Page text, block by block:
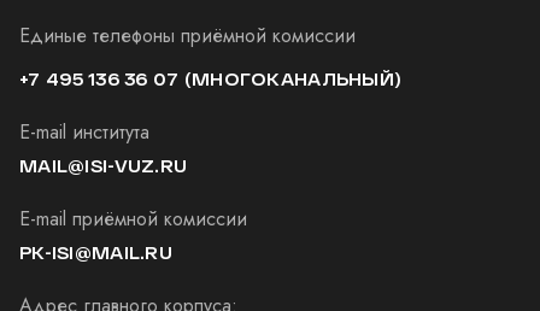
Единые телефоны приёмной комиссии
+7 495 136 36 07 (МНОГОКАНАЛЬНЫЙ)
E-mail института
MAIL@ISI-VUZ.RU
E-mail приёмной комиссии
PK-ISI@MAIL.RU